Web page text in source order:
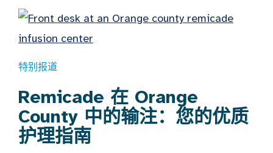
特别报道
Remicade 在 Orange
County 中的输注：您的优质
护理指南